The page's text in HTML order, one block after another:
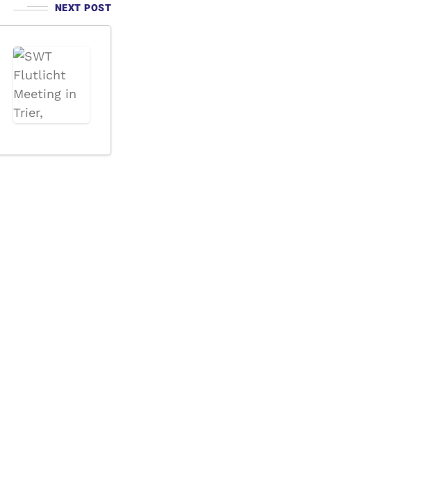
NEXT POST